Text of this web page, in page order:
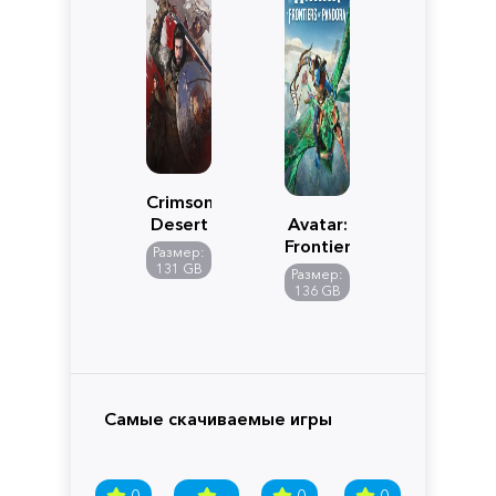
Crimson
Desert
Размер:
131 GB
Avatar:
Frontiers
of
Pandora
Размер:
136 GB
Самые скачиваемые игры